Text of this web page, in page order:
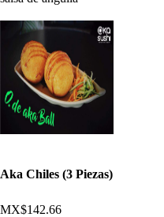
Aka Chiles (3 Piezas)
MX$142.66